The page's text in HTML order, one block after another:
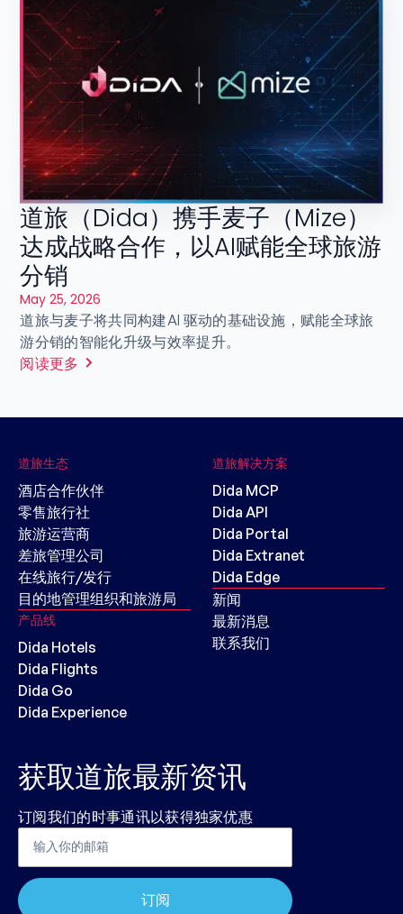
道旅（Dida）携手麦子（Mize）
达成战略合作，以AI赋能全球旅游
分销
May 25, 2026
道旅与麦子将共同构建AI 驱动的基础设施，赋能全球旅
游分销的智能化升级与效率提升。
阅读更多
道旅生态
酒店合作伙伴
零售旅行社
旅游运营商
差旅管理公司
在线旅行/发行
目的地管理组织和旅游局
产品线
Dida Hotels
Dida Flights
Dida Go
Dida Experience
道旅解决方案
Dida MCP
Dida API
Dida Portal
Dida Extranet
Dida Edge
新闻
最新消息
联系我们
获取道旅最新资讯
订阅我们的时事通讯以获得独家优惠